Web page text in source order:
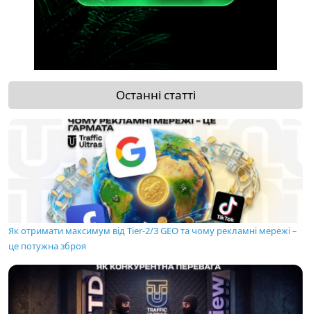
Останні статті
Як отримати максимум від Tier-2/3 GEO та чому рекламні мережі –
це потужна зброя